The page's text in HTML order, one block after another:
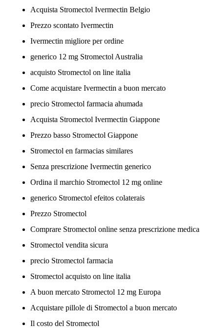
Acquista Stromectol Ivermectin Belgio
Prezzo scontato Ivermectin
Ivermectin migliore per ordine
generico 12 mg Stromectol Australia
acquisto Stromectol on line italia
Come acquistare Ivermectin a buon mercato
precio Stromectol farmacia ahumada
Acquista Stromectol Ivermectin Giappone
Prezzo basso Stromectol Giappone
Stromectol en farmacias similares
Senza prescrizione Ivermectin generico
Ordina il marchio Stromectol 12 mg online
generico Stromectol efeitos colaterais
Prezzo Stromectol
Comprare Stromectol online senza prescrizione medica
Stromectol vendita sicura
precio Stromectol farmacia
Stromectol acquisto on line italia
A buon mercato Stromectol 12 mg Europa
Acquistare pillole di Stromectol a buon mercato
Il costo del Stromectol